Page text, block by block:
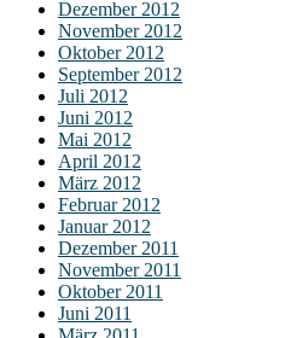
Dezember 2012
November 2012
Oktober 2012
September 2012
Juli 2012
Juni 2012
Mai 2012
April 2012
März 2012
Februar 2012
Januar 2012
Dezember 2011
November 2011
Oktober 2011
Juni 2011